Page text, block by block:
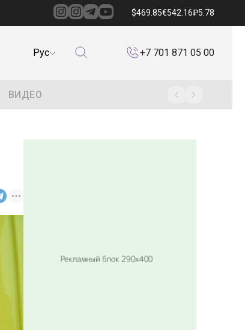
$469.85€542.16₽5.78
Рус +7 701 871 05 00
ВИДЕО